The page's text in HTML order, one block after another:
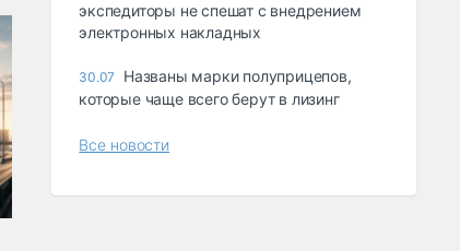
экспедиторы не спешат с внедрением
электронных накладных
30.07
Названы марки полуприцепов,
которые чаще всего берут в лизинг
Все новости